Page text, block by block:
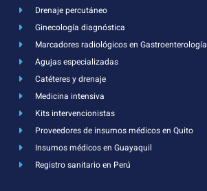
Drenaje percutáneo
Ginecología diagnóstica
Marcadores radiológicos en Gastroenterología
Agujas especializadas
Catéteres y drenaje
Medicina intensiva
Kits intervencionistas
Proveedores de insumos médicos en Quito
Insumos médicos en Guayaquil
Registro sanitario en Perú